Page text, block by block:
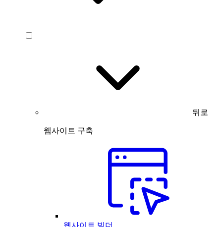
뒤로
웹사이트 구축
웹사이트 빌더